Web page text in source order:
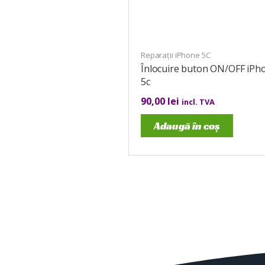
Reparații iPhone 5C
Înlocuire buton ON/OFF
5c
90,00 lei incl. TVA
Adaugă în coș